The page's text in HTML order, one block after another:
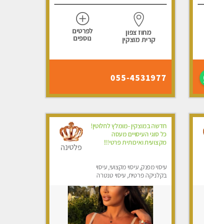
מחוז צפון
קרית מוצקין
לפרטים
נוספים
055-4531977
חדשה במוצקין -מומלץ לחלוטין!
כל סוגי העיסויים מעסה
מקצועית ואיכותית פרטי!!!
עיסוי מפנק, עיסוי מקצועי, עיסוי
בקלניקה פרטית, עיסוי טנטרה
פלטינה